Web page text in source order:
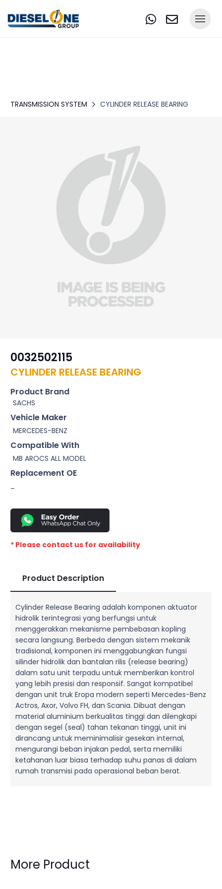
TRANSMISSION SYSTEM CYLINDER RELEASE BEARING
0032502115
CYLINDER RELEASE BEARING
Product Brand
SACHS
Vehicle Maker
MERCEDES-BENZ
Compatible With
MB AROCS ALL MODEL
Replacement OE
–
* Please contact us for availability
Product Description
Cylinder Release Bearing adalah komponen aktuator
hidrolik terintegrasi yang berfungsi untuk
menggerakkan mekanisme pembebasan kopling
secara langsung. Berbeda dengan sistem mekanik
tradisional, komponen ini menggabungkan fungsi
silinder hidrolik dan bantalan rilis (release bearing)
dalam satu unit terpadu untuk memberikan kontrol
yang lebih presisi dan responsif. Sangat kompatibel
dengan unit truk Eropa modern seperti Mercedes-Benz
Actros, Axor, Volvo FH, dan Scania. Dibuat dengan
material aluminium berkualitas tinggi dan dilengkapi
dengan segel (seal) tahan tekanan tinggi, unit ini
dirancang untuk meminimalisir gesekan internal,
mengurangi beban injakan pedal, serta memiliki
ketahanan luar biasa terhadap suhu panas di dalam
rumah transmisi pada operasional beban berat.
More Product